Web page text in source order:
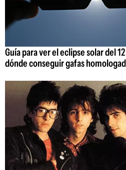
Guía para ver el eclipse solar del
dónde conseguir gafas